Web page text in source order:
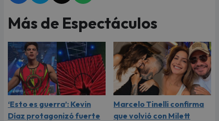
Más de Espectáculos
‘Esto es guerra’: Kevin
Díaz protagonizó fuerte
Marcelo Tinelli confirma
que volvió con Milett